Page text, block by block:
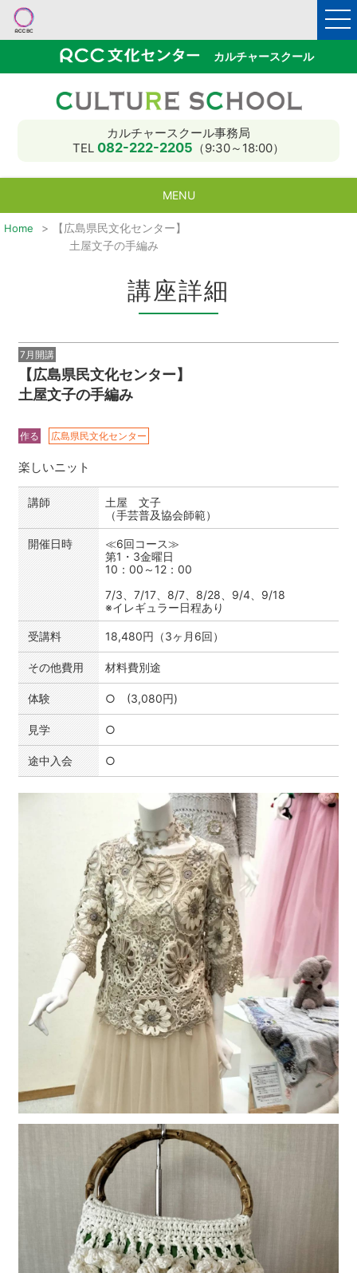
カルチャースクール
カルチャースクール事務局
TEL 082-222-2205 （9:30～18:00）
MENU
HOME
入会と受講のご案内
講師募集
講座一覧
教室MAP
受講申込
Home
【広島県民文化センター】
土屋文子の手編み
講座詳細
7月開講
【広島県民文化センター】
土屋文子の手編み
作る 広島県民文化センター
楽しいニット
講師
土屋 文子
（手芸普及協会師範）
開催日時
≪6回コース≫
第1・3金曜日
10：00～12：00
7/3、7/17、8/7、8/28、9/4、9/18
※イレギュラー日程あり
受講料 18,480円（3ヶ月6回）
その他費用 材料費別途
体験 ○ (3,080円)
見学 ○
途中入会 ○